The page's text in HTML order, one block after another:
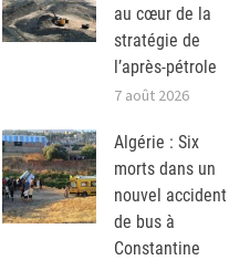
au cœur de la
stratégie de
l’après-pétrole
7 août 2026
Algérie : Six
morts dans un
nouvel accident
de bus à
Constantine